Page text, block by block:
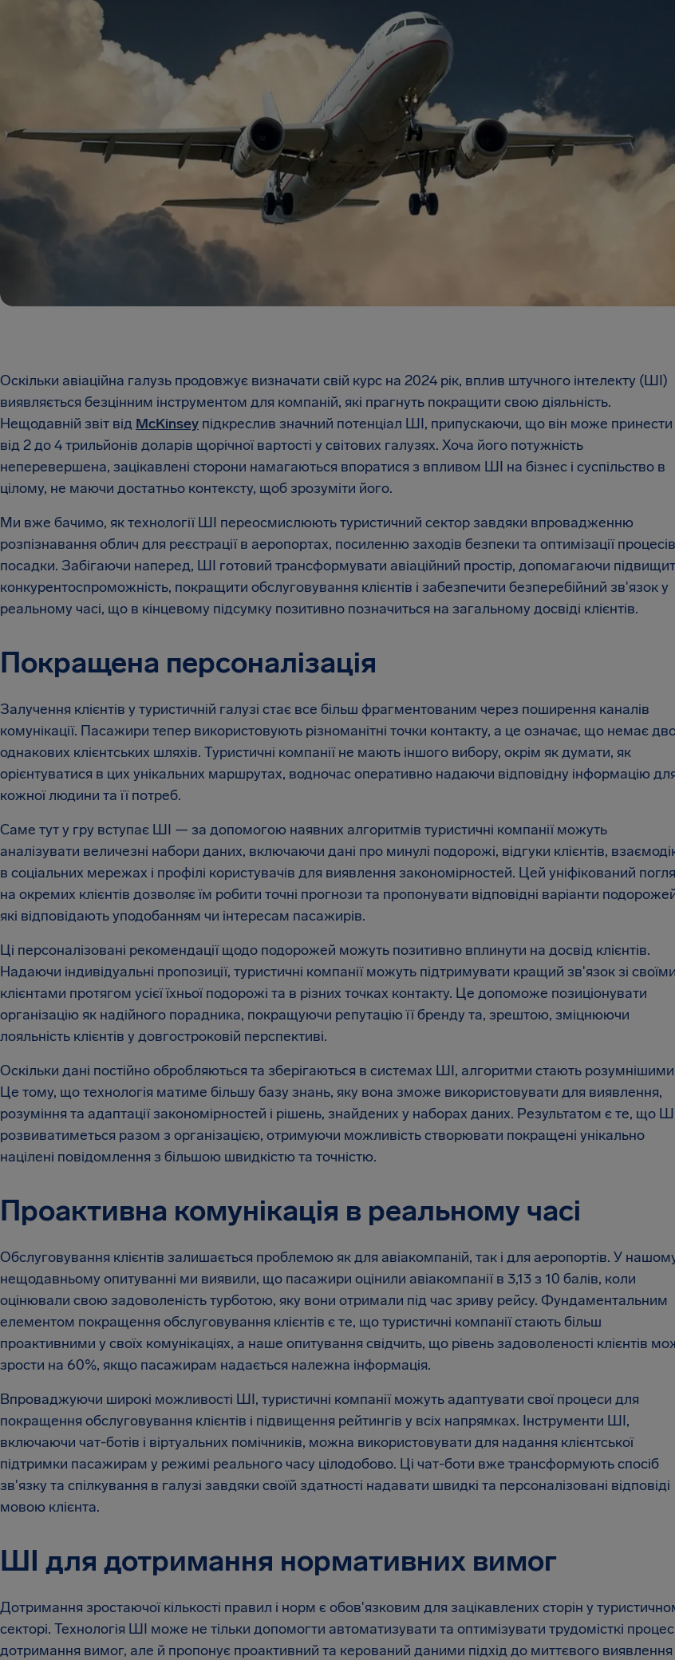
Оскільки авіаційна галузь продовжує визначати свій курс на 2024 рік, вплив штучного інтелекту (ШІ)
виявляється безцінним інструментом для компаній, які прагнуть покращити свою діяльність.
Нещодавній звіт від McKinsey підкреслив значний потенціал ШІ, припускаючи, що він може принести
від 2 до 4 трильйонів доларів щорічної вартості у світових галузях. Хоча його потужність
неперевершена, зацікавлені сторони намагаються впоратися з впливом ШІ на бізнес і суспільство в
цілому, не маючи достатньо контексту, щоб зрозуміти його.
Ми вже бачимо, як технології ШІ переосмислюють туристичний сектор завдяки впровадженню
розпізнавання облич для реєстрації в аеропортах, посиленню заходів безпеки та оптимізації процесів
посадки. Забігаючи наперед, ШІ готовий трансформувати авіаційний простір, допомагаючи
конкурентоспроможність, покращити обслуговування клієнтів і забезпечити безперебійний зв'язок у
реальному часі, що в кінцевому підсумку позитивно позначиться на загальному досвіді клієнтів.
Покращена персоналізація
Залучення клієнтів у туристичній галузі стає все більш фрагментованим через поширення каналів
комунікації. Пасажири тепер використовують різноманітні точки контакту, а це означає, що немає
однакових клієнтських шляхів. Туристичні компанії не мають іншого вибору, окрім як думати, як
орієнтуватися в цих унікальних маршрутах, водночас оперативно надаючи відповідну інформацію
кожної людини та її потреб.
Саме тут у гру вступає ШІ — за допомогою наявних алгоритмів туристичні компанії можуть
аналізувати величезні набори даних, включаючи дані про минулі подорожі, відгуки клієнтів,
в соціальних мережах і профілі користувачів для виявлення закономірностей. Цей уніфікований
на окремих клієнтів дозволяє їм робити точні прогнози та пропонувати відповідні варіанти
які відповідають уподобанням чи інтересам пасажирів.
Ці персоналізовані рекомендації щодо подорожей можуть позитивно вплинути на досвід клієнтів.
Надаючи індивідуальні пропозиції, туристичні компанії можуть підтримувати кращий зв'язок зі своїми
клієнтами протягом усієї їхньої подорожі та в різних точках контакту. Це допоможе позиціонувати
організацію як надійного порадника, покращуючи репутацію її бренду та, зрештою, зміцнюючи
лояльність клієнтів у довгостроковій перспективі.
Оскільки дані постійно обробляються та зберігаються в системах ШІ, алгоритми стають
Це тому, що технологія матиме більшу базу знань, яку вона зможе використовувати для виявлення,
розуміння та адаптації закономірностей і рішень, знайдених у наборах даних. Результатом є те, що
розвиватиметься разом з організацією, отримуючи можливість створювати покращені унікально
націлені повідомлення з більшою швидкістю та точністю.
Проактивна комунікація в реальному часі
Обслуговування клієнтів залишається проблемою як для авіакомпаній, так і для аеропортів. У
нещодавньому опитуванні ми виявили, що пасажири оцінили авіакомпанії в 3,13 з 10 балів, коли
оцінювали свою задоволеність турботою, яку вони отримали під час зриву рейсу. Фундаментальним
елементом покращення обслуговування клієнтів є те, що туристичні компанії стають більш
проактивними у своїх комунікаціях, а наше опитування свідчить, що рівень задоволеності клієнтів
зрости на 60%, якщо пасажирам надається належна інформація.
Впроваджуючи широкі можливості ШІ, туристичні компанії можуть адаптувати свої процеси для
покращення обслуговування клієнтів і підвищення рейтингів у всіх напрямках. Інструменти ШІ,
включаючи чат-ботів і віртуальних помічників, можна використовувати для надання клієнтської
підтримки пасажирам у режимі реального часу цілодобово. Ці чат-боти вже трансформують спосіб
зв'язку та спілкування в галузі завдяки своїй здатності надавати швидкі та персоналізовані відповіді
мовою клієнта.
ШІ для дотримання нормативних вимог
Дотримання зростаючої кількості правил і норм є обов'язковим для зацікавлених сторін у
секторі. Технологія ШІ може не тільки допомогти автоматизувати та оптимізувати трудомісткі
дотримання вимог, але й пропонує проактивний та керований даними підхід до миттєвого виявлення